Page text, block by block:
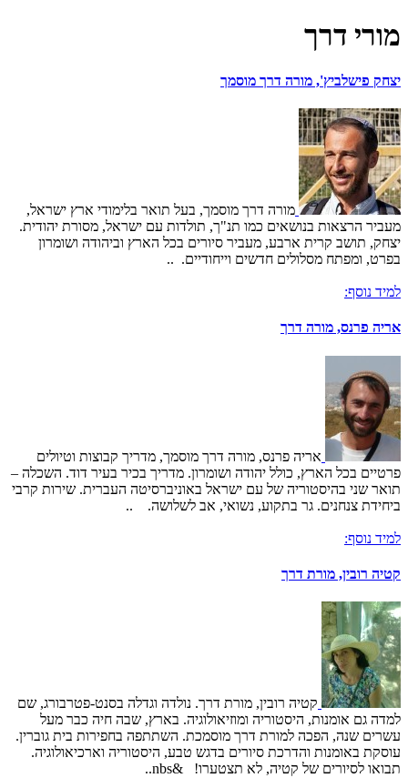
מורי דרך
יצחק פישלביץ', מורה דרך מוסמך
מורה דרך מוסמך, בעל תואר בלימודי ארץ ישראל,
מעביר הרצאות בנושאים כמו תנ"ך, תולדות עם ישראל, מסורת יהודית.
יצחק, תושב קרית ארבע, מעביר סיורים בכל הארץ וביהודה ושומרון
בפרט, ומפתח מסלולים חדשים וייחודיים. ..
למיד נוסף:
אריה פרנס, מורה דרך
אריה פרנס, מורה דרך מוסמך, מדריך קבוצות וטיולים
פרטיים בכל הארץ, כולל יהודה ושומרון. מדריך בכיר בעיר דוד. השכלה –
תואר שני בהיסטוריה של עם ישראל באוניברסיטה העברית. שירות קרבי
ביחידת צנחנים. גר בתקוע, נשואי, אב לשלושה. ..
למיד נוסף:
קטיה רובין, מורת דרך
קטיה רובין, מורת דרך. נולדה וגדלה בסנט-פטרבורג, שם
למדה גם אומנות, היסטוריה ומוזיאולוגיה. בארץ, שבה חיה כבר מעל
עשרים שנה, הפכה למורת דרך מוסמכת. השתתפה בחפירות בית גוברין.
עוסקת באומנות והדרכת סיורים בדגש טבע, היסטוריה וארכיאולוגיה.
תבואו לסיורים של קטיה, לא תצטערו! &nbs..